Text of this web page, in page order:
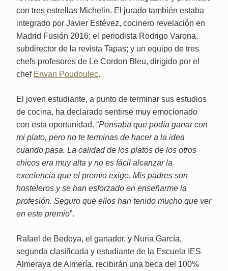
con tres estrellas Michelin. El jurado también estaba
integrado por Javier Estévez, cocinero revelación en
Madrid Fusión 2016; el periodista Rodrigo Varona,
subdirector de la revista Tapas; y un equipo de tres
chefs profesores de Le Cordon Bleu, dirigido por el
chef Erwan Poudoulec.
El joven estudiante, a punto de terminar sus estudios
de cocina, ha declarado sentirse muy emocionado
con esta oportunidad. “Pensaba que podía ganar con
mi plato, pero no te terminas de hacer a la idea
cuando pasa. La calidad de los platos de los otros
chicos era muy alta y no es fácil alcanzar la
excelencia que el premio exige. Mis padres son
hosteleros y se han esforzado en enseñarme la
profesión. Seguro que ellos han tenido mucho que ver
en este premio”.
Rafael de Bedoya, el ganador, y Nuria García,
segunda clasificada y estudiante de la Escuela IES
Almeraya de Almería, recibirán una beca del 100%